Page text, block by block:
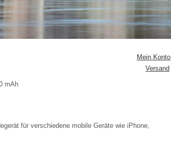
Mein Konto
Versand
mAh
für verschiedene mobile Geräte wie iPhone,